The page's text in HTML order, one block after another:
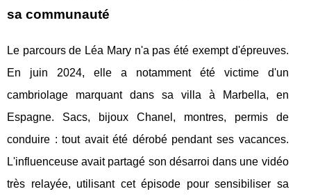
sa communauté
Le parcours de Léa Mary n'a pas été exempt d'épreuves.
En juin 2024, elle a notamment été victime d'un
cambriolage marquant dans sa villa à Marbella, en
Espagne. Sacs, bijoux Chanel, montres, permis de
conduire : tout avait été dérobé pendant ses vacances.
L'influenceuse avait partagé son désarroi dans une vidéo
très relayée, utilisant cet épisode pour sensibiliser sa